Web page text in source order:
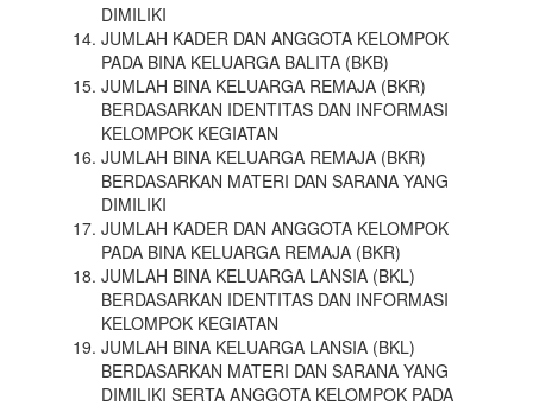
DIMILIKI
JUMLAH KADER DAN ANGGOTA KELOMPOK
PADA BINA KELUARGA BALITA (BKB)
JUMLAH BINA KELUARGA REMAJA (BKR)
BERDASARKAN IDENTITAS DAN INFORMASI
KELOMPOK KEGIATAN
JUMLAH BINA KELUARGA REMAJA (BKR)
BERDASARKAN MATERI DAN SARANA YANG
DIMILIKI
JUMLAH KADER DAN ANGGOTA KELOMPOK
PADA BINA KELUARGA REMAJA (BKR)
JUMLAH BINA KELUARGA LANSIA (BKL)
BERDASARKAN IDENTITAS DAN INFORMASI
KELOMPOK KEGIATAN
JUMLAH BINA KELUARGA LANSIA (BKL)
BERDASARKAN MATERI DAN SARANA YANG
DIMILIKI SERTA ANGGOTA KELOMPOK PADA